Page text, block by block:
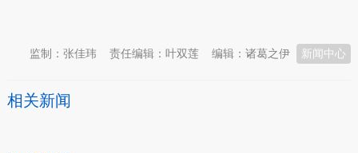
新闻中心
编辑：诸葛之伊
责任编辑：叶双莲
监制：张佳玮
相关新闻